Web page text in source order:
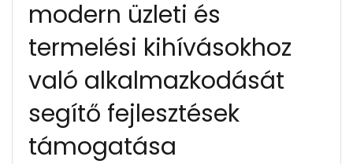
modern üzleti és
termelési kihívásokhoz
való alkalmazkodását
segítő fejlesztések
támogatása